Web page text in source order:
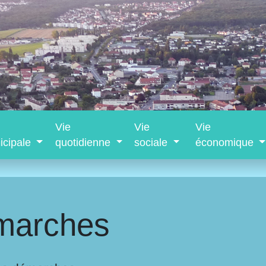
Vie
quotidienne
Vie
sociale
Vie
économique